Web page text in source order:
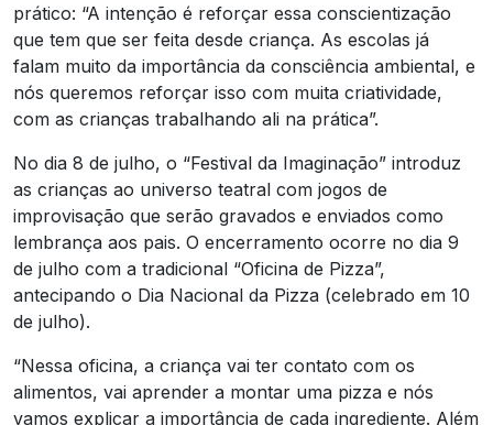
prático: “A intenção é reforçar essa conscientização
que tem que ser feita desde criança. As escolas já
falam muito da importância da consciência ambiental, e
nós queremos reforçar isso com muita criatividade,
com as crianças trabalhando ali na prática”.
No dia 8 de julho, o “Festival da Imaginação” introduz
as crianças ao universo teatral com jogos de
improvisação que serão gravados e enviados como
lembrança aos pais. O encerramento ocorre no dia 9
de julho com a tradicional “Oficina de Pizza”,
antecipando o Dia Nacional da Pizza (celebrado em 10
de julho).
“Nessa oficina, a criança vai ter contato com os
alimentos, vai aprender a montar uma pizza e nós
vamos explicar a importância de cada ingrediente. Além